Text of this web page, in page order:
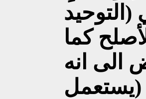
كما
الى انه
(يستعمل